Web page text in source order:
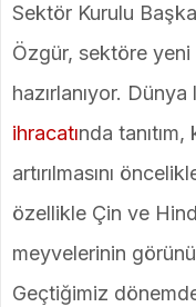
Sektör Kurulu
Özgür, sektöre
hazırlanıyor.
ihracatında
artırılmasını
özellikle Çin ve
meyvelerinin
Geçtiğimiz